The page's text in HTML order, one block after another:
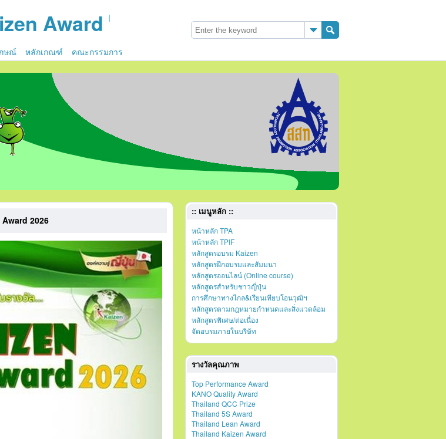
Award
ษณ์ หลักเกณฑ์ คณะกรรมการ
2026
:: เมนูหลัก ::
หน้าหลัก TPA
หน้าหลัก TPIF
หลักสูตรอบรม Kaizen
หลักสูตรฝึกอบรมและสัมมนา
หลักสูตรออนไลน์ (Online course)
หลักสูตรสำหรับชาวญี่ปุ่น
การศึกษาทางไกล&เรียนเทียบโอนวุฒิฯ
หลักสูตรตามกฎหมายกำหนดและสิ่งแวดล้อม
หลักสูตรพิเศษ/ต่อเนื่อง
จัดอบรมภายในบริษัท
รางวัลคุณภาพ
Top Performance Award
KANO Quality Award
Thailand QCC Prize
Thailand 5S Award
Thailand Lean Award
Thailand Kaizen Award